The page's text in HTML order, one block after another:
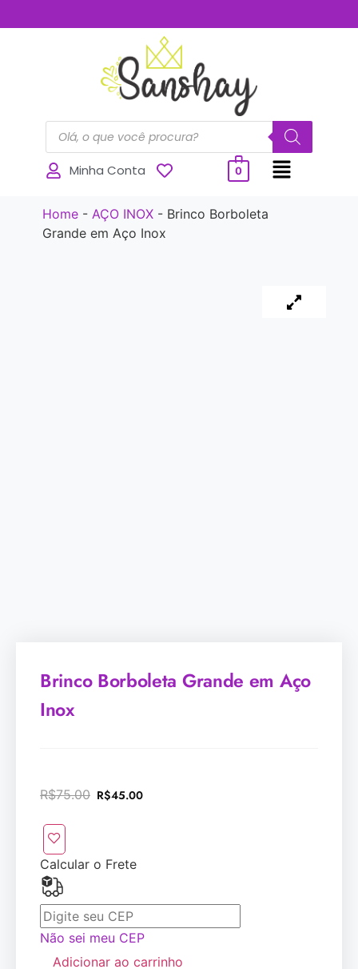
Minha Conta 0
Home- AÇO INOX- Brinco Borboleta
Grande em Aço Inox
Brinco Borboleta Grande em Aço
Inox
R$75.00 R$45.00
Calcular o Frete
Não sei meu CEP
Adicionar ao carrinho